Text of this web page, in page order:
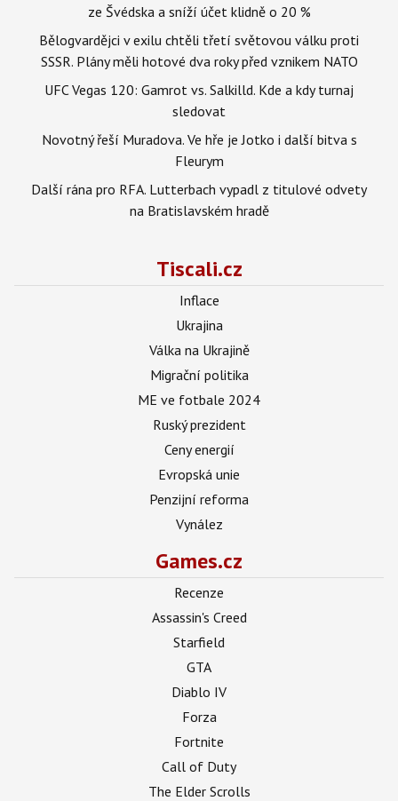
ze Švédska a sníží účet klidně o 20 %
Bělogvardějci v exilu chtěli třetí světovou válku proti
SSSR. Plány měli hotové dva roky před vznikem NATO
UFC Vegas 120: Gamrot vs. Salkilld. Kde a kdy turnaj
sledovat
Novotný řeší Muradova. Ve hře je Jotko i další bitva s
Fleurym
Další rána pro RFA. Lutterbach vypadl z titulové odvety
na Bratislavském hradě
Tiscali.cz
Inflace
Ukrajina
Válka na Ukrajině
Migrační politika
ME ve fotbale 2024
Ruský prezident
Ceny energií
Evropská unie
Penzijní reforma
Vynález
Games.cz
Recenze
Assassin's Creed
Starfield
GTA
Diablo IV
Forza
Fortnite
Call of Duty
The Elder Scrolls